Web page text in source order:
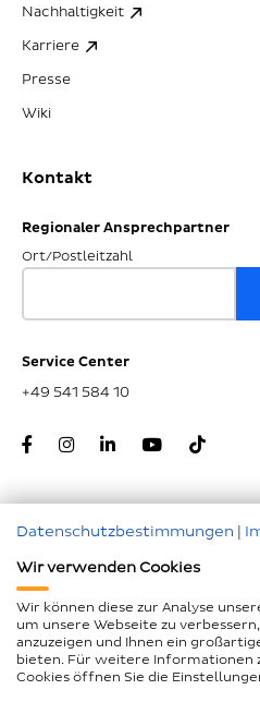
Nachhaltigkeit
Karriere
Presse
Wiki
Kontakt
Regionaler Ansprechpartner
Ort/Postleitzahl
Service Center
+49 541 584 10
Nachunternehmer
Impressum
Geschlechtergerechte Sprache
Datenschutzbestimmungen |
Wir verwenden Cookies
Wir können diese zur Analyse
um unsere Webseite zu
anzuzeigen und Ihnen ein
bieten. Für weitere Informationen
Cookies öffnen Sie die